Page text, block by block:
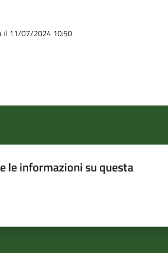
il 11/07/2024 10:50
le informazioni su questa